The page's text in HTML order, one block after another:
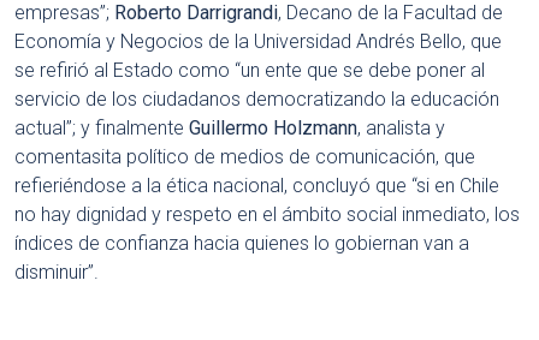
empresas”; Roberto Darrigrandi, Decano de la Facultad de
Economía y Negocios de la Universidad Andrés Bello, que
se refirió al Estado como “un ente que se debe poner al
servicio de los ciudadanos democratizando la educación
actual”; y finalmente Guillermo Holzmann, analista y
comentasita político de medios de comunicación, que
refieriéndose a la ética nacional, concluyó que “si en Chile
no hay dignidad y respeto en el ámbito social inmediato, los
índices de confianza hacia quienes lo gobiernan van a
disminuir”.